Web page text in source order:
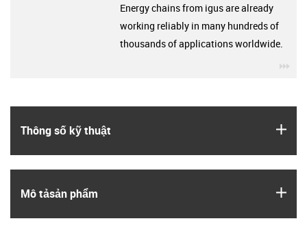
Thông số kỹ thuật
Mô tả­sản phẩm
Energy chains from igus are already
working reliably in many hundreds of
thousands of applications worldwide.